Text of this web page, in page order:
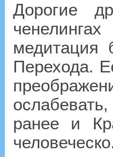
Дорогие
медитация
Перехода.
ранее и